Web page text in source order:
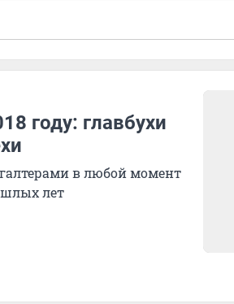
году: главбухи
в любой момент
лет